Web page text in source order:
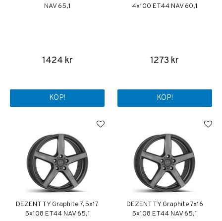
NAV 65,1
1424 kr
KÖP!
4x100 ET44 NAV 60,1
1273 kr
KÖP!
DEZENT TY Graphite 7,5x17
5x108 ET44 NAV 65,1
DEZENT TY Graphite 7x16
5x108 ET44 NAV 65,1